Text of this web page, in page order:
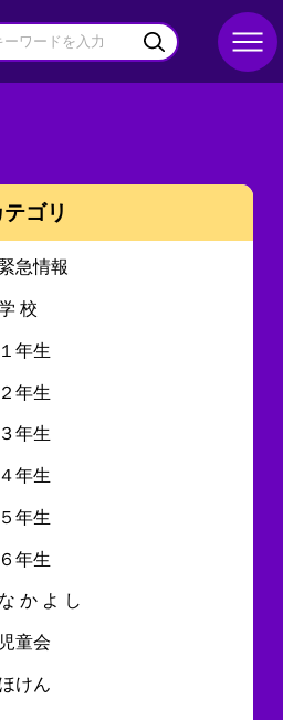
テゴリ
緊急情報
校
１年生
２年生
３年生
４年生
５年生
６年生
な か よ し
児童会
ほけん